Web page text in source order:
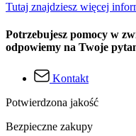
Tutaj znajdziesz więcej
Potrzebujesz pomocy w
odpowiemy na Twoje
Kontakt
Potwierdzona jakość
Bezpieczne zakupy